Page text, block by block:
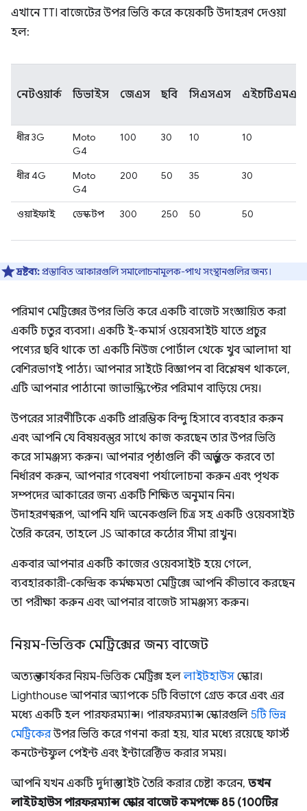
এখানে TTI বাজেটের উপর ভিত্তি করে কয়েকটি উদাহরণ দেওয়া
হল:
নেটওয়ার্ক ডিভাইস জেএস ছবি সিএসএস এইচটিএমএল
ধীর 3G
Moto
G4
100 30 10 10
ধীর 4G
Moto
G4
200 50 35 30
ওয়াইফাই ডেস্কটপ 300 250 50 50
দ্রষ্টব্য:প্রস্তাবিত আকারগুলি সমালোচনামূলক-পাথ সংস্থানগুলির জন্য।
পরিমাণ মেট্রিক্সের উপর ভিত্তি করে একটি বাজেট সংজ্ঞায়িত করা
একটি চতুর ব্যবসা। একটি ই-কমার্স ওয়েবসাইট যাতে প্রচুর
পণ্যের ছবি থাকে তা একটি নিউজ পোর্টাল থেকে খুব আলাদা যা
বেশিরভাগই পাঠ্য। আপনার সাইটে বিজ্ঞাপন বা বিশ্লেষণ থাকলে,
এটি আপনার পাঠানো জাভাস্ক্রিপ্টের পরিমাণ বাড়িয়ে দেয়।
উপরের সারণীটিকে একটি প্রারম্ভিক বিন্দু হিসাবে ব্যবহার করুন
এবং আপনি যে বিষয়বস্তুর সাথে কাজ করছেন তার উপর ভিত্তি
করে সামঞ্জস্য করুন। আপনার পৃষ্ঠাগুলি কী অন্তর্ভুক্ত করবে তা
নির্ধারণ করুন, আপনার গবেষণা পর্যালোচনা করুন এবং পৃথক
সম্পদের আকারের জন্য একটি শিক্ষিত অনুমান নিন।
উদাহরণস্বরূপ, আপনি যদি অনেকগুলি চিত্র সহ একটি ওয়েবসাইট
তৈরি করেন, তাহলে JS আকারে কঠোর সীমা রাখুন।
একবার আপনার একটি কাজের ওয়েবসাইট হয়ে গেলে,
ব্যবহারকারী-কেন্দ্রিক কর্মক্ষমতা মেট্রিক্সে আপনি কীভাবে করছেন
তা পরীক্ষা করুন এবং আপনার বাজেট সামঞ্জস্য করুন।
নিয়ম-ভিত্তিক মেট্রিক্সের জন্য বাজেট
অত্যন্ত কার্যকর নিয়ম-ভিত্তিক মেট্রিক্স হললাইটহাউস স্কোর।
Lighthouse আপনার অ্যাপকে 5টি বিভাগে গ্রেড করে এবং এর
মধ্যে একটি হল পারফরম্যান্স। পারফরম্যান্স স্কোরগুলি 5টি ভিন্ন
মেট্রিকেরউপর ভিত্তি করে গণনা করা হয়, যার মধ্যে রয়েছে ফার্স্ট
কনটেন্টফুল পেইন্ট এবং ইন্টারেক্টিভ করার সময়।
আপনি যখন একটি দুর্দান্ত সাইট তৈরি করার চেষ্টা করেন, তখন
লাইটহাউস পারফরম্যান্স স্কোর বাজেট কমপক্ষে 85 (100টির